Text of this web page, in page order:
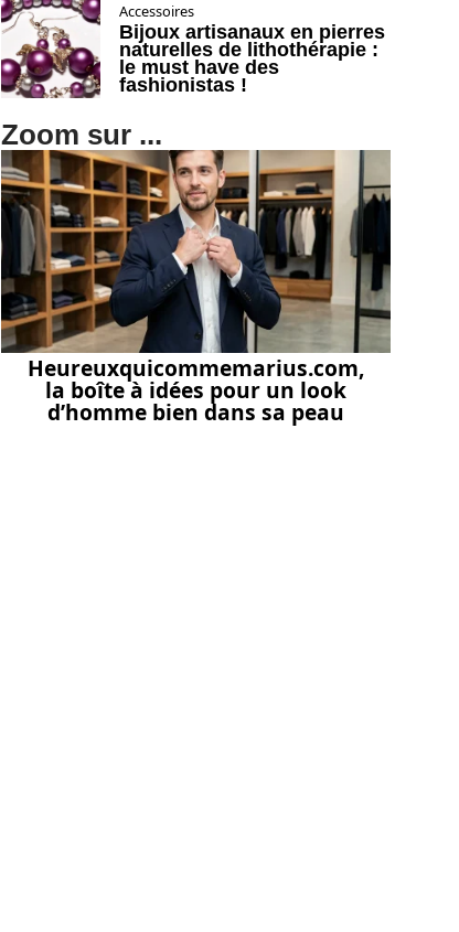
Accessoires
Bijoux artisanaux en pierres
naturelles de lithothérapie :
le must have des
fashionistas !
Zoom sur ...
Heureuxquicommemarius.com,
la boîte à idées pour un look
d’homme bien dans sa peau